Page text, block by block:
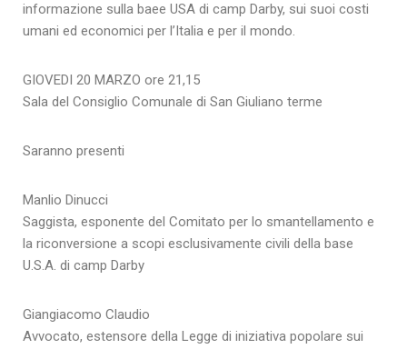
informazione sulla baee USA di camp Darby, sui suoi costi
umani ed economici per l’Italia e per il mondo.
GIOVEDI 20 MARZO ore 21,15
Sala del Consiglio Comunale di San Giuliano terme
Saranno presenti
Manlio Dinucci
Saggista, esponente del Comitato per lo smantellamento e
la riconversione a scopi esclusivamente civili della base
U.S.A. di camp Darby
Giangiacomo Claudio
Avvocato, estensore della Legge di iniziativa popolare sui